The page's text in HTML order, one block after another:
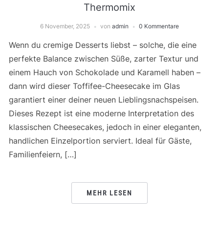
Thermomix
6 November, 2025 von admin 0 Kommentare
Wenn du cremige Desserts liebst – solche, die eine
perfekte Balance zwischen Süße, zarter Textur und
einem Hauch von Schokolade und Karamell haben –
dann wird dieser Toffifee-Cheesecake im Glas
garantiert einer deiner neuen Lieblingsnachspeisen.
Dieses Rezept ist eine moderne Interpretation des
klassischen Cheesecakes, jedoch in einer eleganten,
handlichen Einzelportion serviert. Ideal für Gäste,
Familienfeiern, […]
MEHR LESEN